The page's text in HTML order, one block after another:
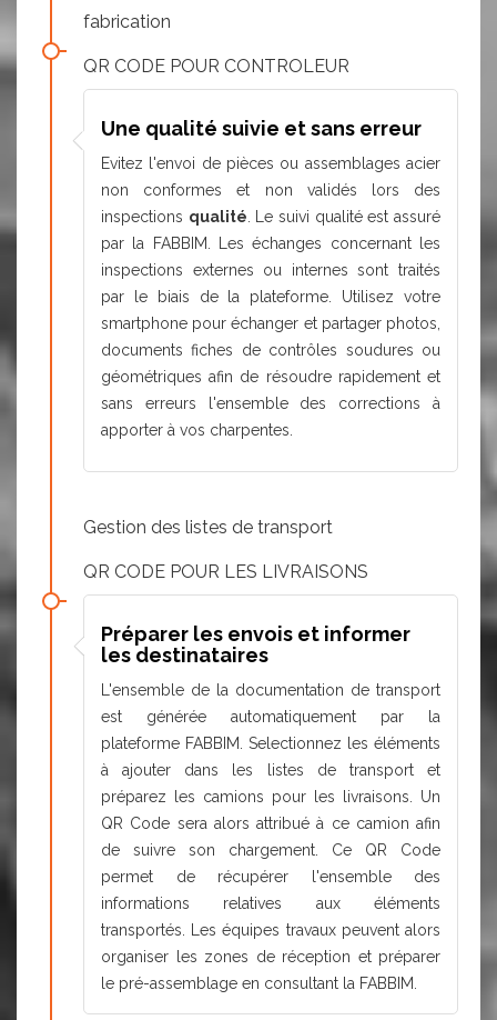
fabrication
QR CODE POUR CONTROLEUR
Une qualité suivie et sans erreur
Evitez l'envoi de pièces ou assemblages acier
non conformes et non validés lors des
inspections qualité . Le suivi qualité est assuré
par la FABBIM. Les échanges concernant les
inspections externes ou internes sont traités
par le biais de la plateforme. Utilisez votre
smartphone pour échanger et partager photos,
documents fiches de contrôles soudures ou
géométriques afin de résoudre rapidement et
sans erreurs l'ensemble des corrections à
apporter à vos charpentes.
Gestion des listes de transport
QR CODE POUR LES LIVRAISONS
Préparer les envois et informer
les destinataires
L'ensemble de la documentation de transport
est générée automatiquement par la
plateforme FABBIM. Selectionnez les éléments
à ajouter dans les listes de transport et
préparez les camions pour les livraisons. Un
QR Code sera alors attribué à ce camion afin
de suivre son chargement. Ce QR Code
permet de récupérer l'ensemble des
informations relatives aux éléments
transportés. Les équipes travaux peuvent alors
organiser les zones de réception et préparer
le pré-assemblage en consultant la FABBIM.